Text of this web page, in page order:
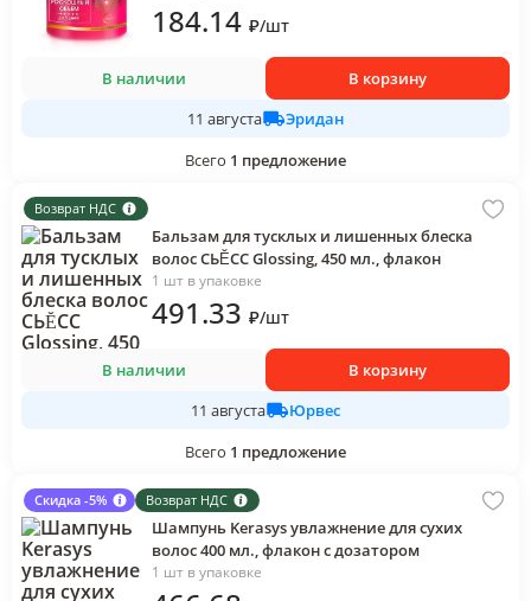
184.14 ₽/шт
В наличии
В корзину
11 августа
Эридан
Всего 1 предложение
Возврат НДС
Бальзам для тусклых и лишенных блеска
волос СЬĔСС Glossing, 450 мл., флакон
1 шт в упаковке
491.33 ₽/шт
В наличии
В корзину
11 августа
Юрвес
Всего 1 предложение
Скидка -5% Возврат НДС
Шампунь Kerasys увлажнение для сухих
волос 400 мл., флакон с дозатором
1 шт в упаковке